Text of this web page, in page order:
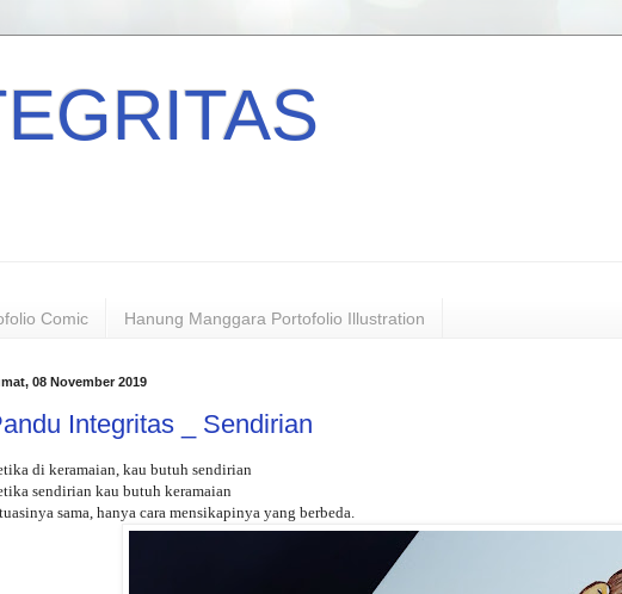
Comic Hanung Manggara Portofolio Illustration
08 November 2019
Integritas _ Sendirian
di keramaian, kau butuh sendirian
sendirian kau butuh keramaian
sama, hanya cara mensikapinya yang berbeda.